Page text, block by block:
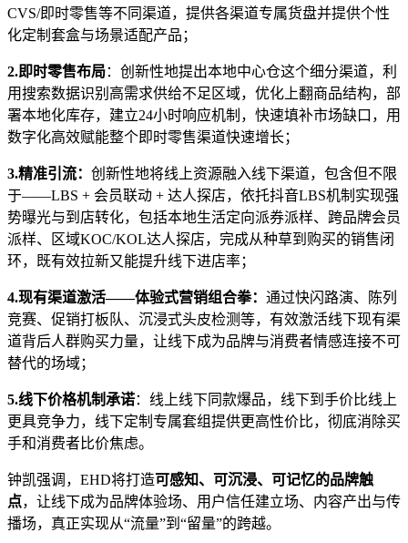
CVS/即时零售等不同渠道，提供各渠道专属货盘并提供个性
化定制套盒与场景适配产品；
2.即时零售布局：创新性地提出本地中心仓这个细分渠道，利
用搜索数据识别高需求供给不足区域，优化上翻商品结构，部
署本地化库存，建立24小时响应机制，快速填补市场缺口，用
数字化高效赋能整个即时零售渠道快速增长；
3.精准引流： 创新性地将线上资源融入线下渠道，包含但不限
于——LBS + 会员联动 + 达人探店，依托抖音LBS机制实现强
势曝光与到店转化，包括本地生活定向派券派样、跨品牌会员
派样、区域KOC/KOL达人探店，完成从种草到购买的销售闭
环，既有效拉新又能提升线下进店率；
4.现有渠道激活——体验式营销组合拳： 通过快闪路演、陈列
竞赛、促销打板队、沉浸式头皮检测等，有效激活线下现有渠
道背后人群购买力量，让线下成为品牌与消费者情感连接不可
替代的场域；
5.线下价格机制 承诺：线上线下同款爆品，线下到手价比线上
更具竞争力，线下定制专属套组提供更高性价比，彻底消除买
手和消费者比价焦虑。
钟凯强调，EHD将打造可感知、可沉浸、可记忆的品牌触
点，让线下成为品牌体验场、用户信任建立场、内容产出与传
播场，真正实现从“流量”到“留量”的跨越。